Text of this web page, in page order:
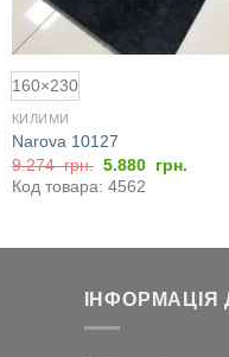
160×230
КИЛИМИ
Narova 10127
9.274грн. Оригінальна
ціна:
9.274
5.880 грн.
Код товара: 4562